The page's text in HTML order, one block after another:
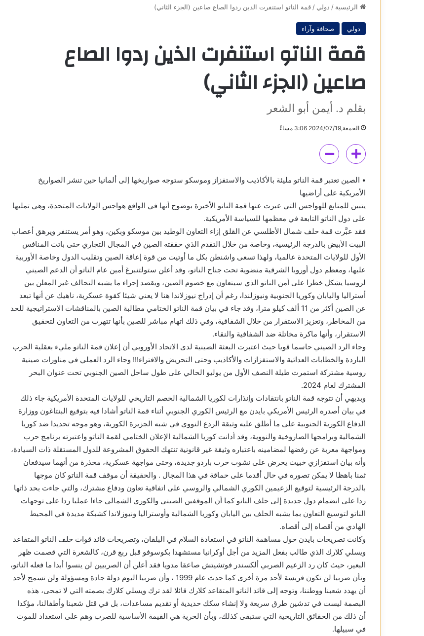
الرئيسية / دولي / قمة الناتو استنفرت الذين ردوا الصاع صاعين (الجزء الثاني)
دولي صحافة وآراء
قمة الناتو استنفرت الذين ردوا الصاع
صاعين (الجزء الثاني)
بقلم د. أيمن أبو الشعر
الجمعة,2024/07/19 3:06 مساءً
• الصين تعتبر قمة الناتو مليئة بالأكاذيب والاستفزاز وموسكو ستوجه صواريخها إلى ألمانيا حين تنشر الصواريخ
الأمريكية على أراضيها
يتبين للمتابع للهواجس التي عبرت عنها قمة الناتو الأخيرة بوضوح أنها في الواقع هواجس الولايات المتحدة، وهي تمليها
على دول الناتو التابعة في معظمها للسياسة الأمريكية.
فقد عبَّرت قمة حلف شمال الأطلسي عن القلق إزاء التعاون الوطيد بين موسكو وبكين، وهو أمر يستنفر ويرهق أعصاب
البيت الأبيض بالدرجة الرئيسية، وخاصة من خلال التقدم الذي حققته الصين في المجال التجاري حتى باتت المنافس
الأول للولايات المتحدة عالميا، ولهذا تسعى واشنطن بكل ما أوتيت من قوة إعاقة الصين وتقليب الدول وخاصة الأوربية
عليها، ومعظم دول أوروبا الشرقية منضوية تحت جناح الناتو، وقد أعلن ستولتنبرغ أمين عام الناتو أن الدعم الصيني
لروسيا يشكل خطرا على أمن الناتو الذي سيتعاون مع خصوم الصين، ويقصد إجراء ما يشبه التحالف غير المعلن بين
أستراليا واليابان وكوريا الجنوبية ونيوزلندا، رغم أن إدراج نيوزلاندا هنا لا يعني شيئا كقوة عسكرية، ناهيك عن أنها تبعد
عن الصين أكثر من 11 ألف كيلو مترا، وقد جاء في بيان قمة الناتو الختامي مطالبة الصين بالمناقشات الاستراتيجية للحد
من المخاطر، وتعزيز الاستقرار من خلال الشفافية، وفي ذلك اتهام مباشر للصين بأنها تتهرب من التعاون لتحقيق
الاستقرار، وأنها ماكرة مخاتلة ضد الشفافية والنقاء.
وجاء الرد الصيني حاسما قويا حيث اعتبرت البعثة الصينية لدى الاتحاد الأوروبي أن إعلان قمة الناتو مليء بعقلية الحرب
الباردة والخطابات العدائية والاستفزازات والأكاذيب وحتى التحريض والافتراء!!! وجاء الرد العملي في مناورات صينية
روسية مشتركة استمرت طيلة النصف الأول من يوليو الحالي على طول ساحل الصين الجنوبي تحت عنوان البحر
المشترك لعام 2024.
وبديهي أن تتوجه قمة الناتو بانتقادات وإنذارات لكوريا الشمالية الخصم التاريخي للولايات المتحدة الأمريكية جاء ذلك
في بيان أصدره الرئيس الأمريكي بايدن مع الرئيس الكوري الجنوبي أثناء قمة الناتو أشادا فيه بتوقيع البنتاغون ووزارة
الدفاع الكورية الجنوبية على ما أطلق عليه وثيقة الردع النووي في شبه الجزيرة الكورية، وهو موجه تحديدا ضد كوريا
الشمالية وبرامجها الصاروخية والنووية، وقد أدانت كوريا الشمالية الإعلان الختامي لقمة الناتو واعتبرته برنامج حرب
ومواجهة معربة عن رفضها لمضامينه باعتباره وثيقة غير قانونية تنتهك الحقوق المشروعة للدول المستقلة ذات السيادة،
وأنه بيان استفزازي خبيث يحرض على نشوب حرب باردو جديدة، وحتى مواجهة عسكرية، محذرة من أنهما سيدفعان
ثمنا باهظا لا يمكن تصوره في حال أقدما على حماقة في هذا المجال . والحقيقة أن موقف قمة الناتو كان موجها
بالدرجة الرئيسية لتوقيع الزعيمين الكوري الشمالي والروسي على اتفاقية تعاون ودفاع مشترك، والتي جاءت بحد ذاتها
ردا على انضمام دول جديدة إلى حلف الناتو كما أن الموقفين الصيني والكوري الشمالي جاءا عمليا ردا على توجهات
الناتو لتوسيع التعاون بما يشبه الحلف بين اليابان وكوريا الشمالية وأوستراليا ونيوزلاندا كشبكة مديدة في المحيط
الهادي من أقصاه إلى أقصاه.
وكانت تصريحات بايدن حول مساهمة الناتو في استعادة السلام في البلقان، وتصريحات قائد قوات حلف الناتو المتقاعد
ويسلي كلارك الذي طالب بفعل المزيد من أجل أوكرانيا مستشهدا بكوسوفو قبل ربع قرن، كالشعرة التي قصمت ظهر
البعير، حيث كان رد الزعيم الصربي ألكسندر فوتشيتش صاعقا مدويا فقد أعلن أن الصربيين لن ينسوا أبدا ما فعله الناتو،
ونأن صربيا لن تكون فريسة لأحد مرة أخرى كما حدث عام 1999 ، وأن صربيا اليوم دولة جادة ومسؤولة ولن تسمح لأحد
أن يهدد شعبنا ووطننا، وتوجه إلى قائد الناتو المتقاعد كلارك قائلا لقد ترك ويسلي كلارك بصمته التي لا تمحى، هذه
البصمة ليست في تدشين طرق سريعة ولا إنشاء سكك حديدية أو تقديم مساعدات، بل في قتل شعبنا وأطفالنا، مؤكدا
أن ذلك من الحقائق التاريخية التي ستبقى كذلك، وبأن الحرية هي القيمة الأساسية للصرب وهم على استعداد للموت
في سبيلها.